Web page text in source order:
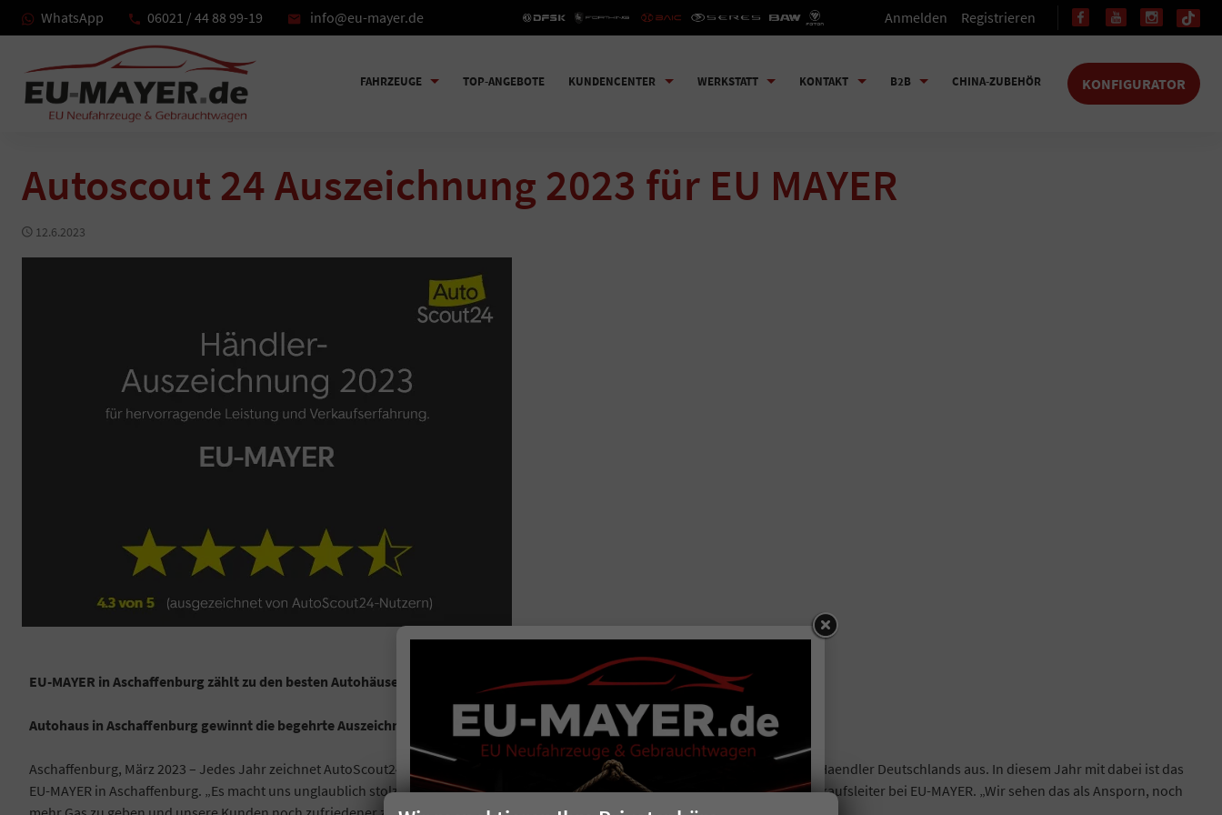
WhatsApp 06021 / 44 88 99-19 info@eu-mayer.de Anmelden Registrieren
FAHRZEUGE TOP-ANGEBOTE KUNDENCENTER WERKSTATT KONTAKT B2B CHINA-ZUBEHÖR KONFIGURATOR
Autoscout 24 Auszeichnung 2023 für EU MAYER
12.6.2023
EU-MAYER in Aschaffenburg zählt zu den besten Autohäuser Deutschlands
Autohaus in Aschaffenburg gewinnt die begehrte Auszeichnung von AutoScout24
Aschaffenburg, März 2023 – Jedes Jahr zeichnet AutoScout24, der europaweit größte Automarkt im Internet, die besten Fahrzeug-Haendler Deutschlands aus. In diesem Jahr mit dabei ist das
EU-MAYER in Aschaffenburg. „Es macht uns unglaublich stolz, zu den ausgezeichneten Betrieben zu gehören“ sagt Swen Mayer Verkaufsleiter bei EU-MAYER. „Wir sehen das als Ansporn, noch